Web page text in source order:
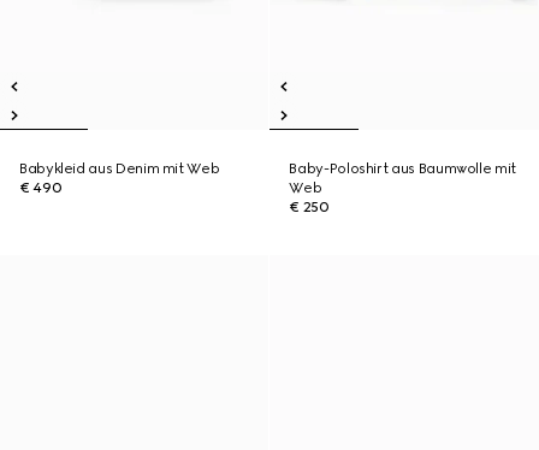
Babykleid aus Denim mit Web
€ 490
Baby-Poloshirt aus Baumwolle mit
Web
€ 250